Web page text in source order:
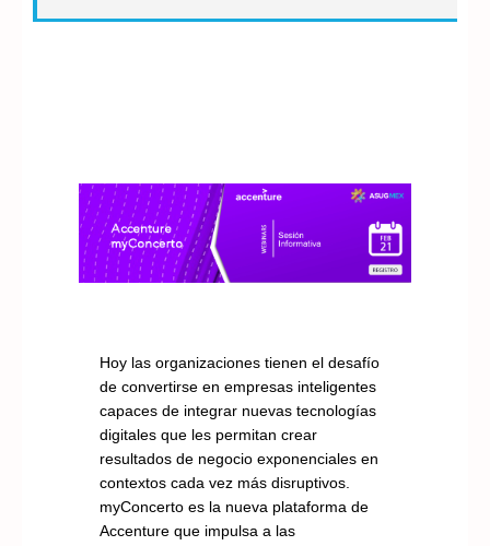
Hoy las organizaciones tienen el desafío
de convertirse en empresas inteligentes
capaces de integrar nuevas tecnologías
digitales que les permitan crear
resultados de negocio exponenciales en
contextos cada vez más disruptivos.
myConcerto es la nueva plataforma de
Accenture que impulsa a las